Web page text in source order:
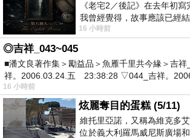
《老宅2／後記》在去年初寫
我曾經覺得，故事應該已經
震中倒塌，七個人終於離開那
16 小時前
◎吉祥_043~045
■潘文良著作集＞勵益品＞魚雁千里共今緣＞吉
祥。2006.03.24.五 23:38:28 ▽044_吉祥。
16 小時前
炫麗奪目的蛋糕 (5/11)
維托里亞諾，又稱為維克多
位於義大利羅馬威尼斯廣場